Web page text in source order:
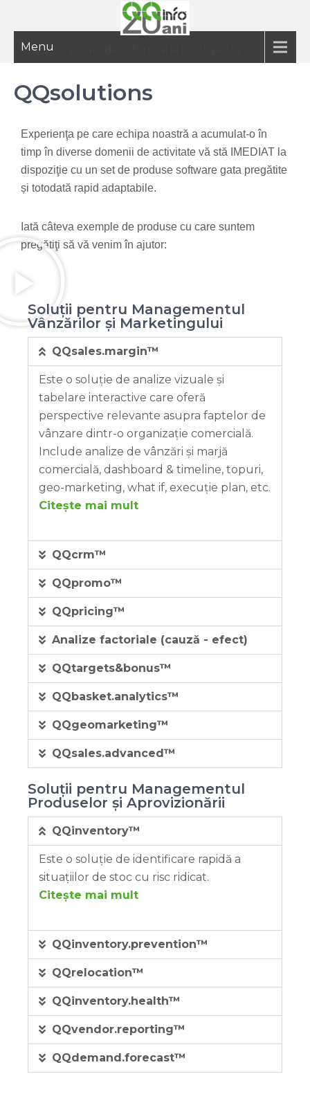
Menu
QQsolutions
Experienţa pe care echipa noastră a acumulat-o în
timp în diverse domenii de activitate vă stă IMEDIAT la
dispoziţie cu un set de produse software gata pregătite
și totodată rapid adaptabile.
Iată câteva exemple de produse cu care suntem
pregătiţi să vă venim în ajutor:
Soluții pentru Managementul
Vânzărilor și Marketingului
QQsales.margin™
Este o soluție de analize vizuale și
tabelare interactive care oferă
perspective relevante asupra faptelor de
vânzare dintr-o organizație comercială.
Include analize de vânzări și marjă
comercială, dashboard & timeline, topuri,
geo-marketing, what if, execuție plan, etc.
Citește mai mult
QQcrm™
QQpromo™
QQpricing™
Analize factoriale (cauză - efect)
QQtargets&bonus™
QQbasket.analytics™
QQgeomarketing™
QQsales.advanced™
Soluții pentru Managementul
Produselor și Aprovizionării
QQinventory™
Este o soluție de identificare rapidă a
situațiilor de stoc cu risc ridicat.
Citește mai mult
QQinventory.prevention™
QQrelocation™
QQinventory.health™
QQvendor.reporting™
QQdemand.forecast™